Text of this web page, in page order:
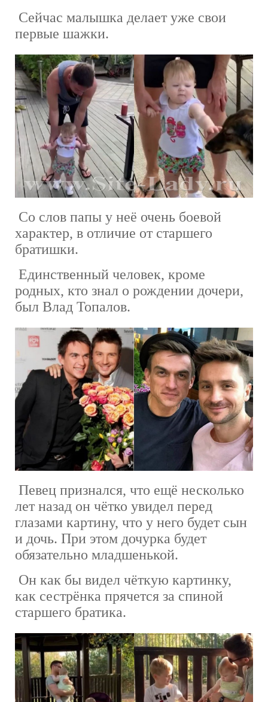
Сейчас малышка делает уже свои
первые шажки.
Со слов папы у неё очень боевой
характер, в отличие от старшего
братишки.
Единственный человек, кроме
родных, кто знал о рождении дочери,
был Влад Топалов.
Певец признался, что ещё несколько
лет назад он чётко увидел перед
глазами картину, что у него будет сын
и дочь. При этом дочурка будет
обязательно младшенькой.
Он как бы видел чёткую картинку,
как сестрёнка прячется за спиной
старшего братика.